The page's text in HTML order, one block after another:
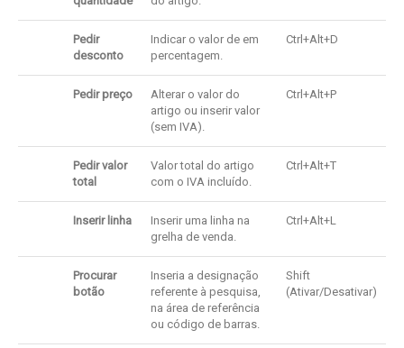
Pedir
desconto
Indicar o valor de em
percentagem.
Ctrl+Alt+D
Pedir preço
Alterar o valor do
artigo ou inserir valor
(sem IVA).
Ctrl+Alt+P
Pedir valor
total
Valor total do artigo
com o IVA incluído.
Ctrl+Alt+T
Inserir linha
Inserir uma linha na
grelha de venda.
Ctrl+Alt+L
Procurar
botão
Inseria a designação
referente à pesquisa,
na área de referência
ou código de barras.
Shift
(Ativar/Desativar)